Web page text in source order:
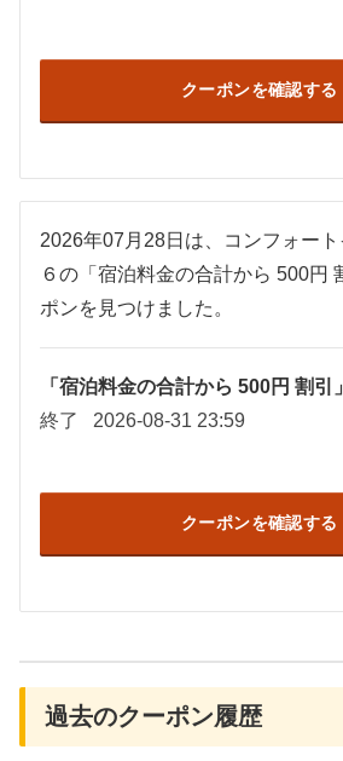
クーポンを確認する
2026年07月28日は、コンフォート
６の「宿泊料金の合計から 500円
ポンを見つけました。
「宿泊料金の合計から 500円 割引」
終了
2026-08-31 23:59
クーポンを確認する
過去のクーポン履歴